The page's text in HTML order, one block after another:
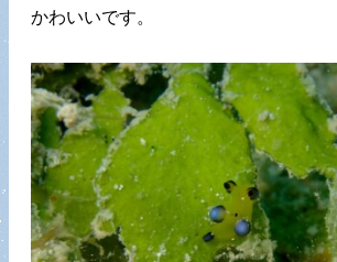
かわいいです。